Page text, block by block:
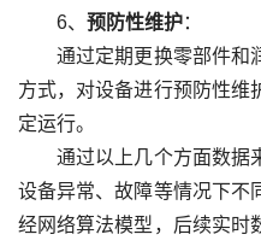
6、 预防性维护：
通过定期更换零部件和
方式，对设备进行预防性维
定运行。
通过以上几个方面数据
设备异常、故障等情况下不
经网络算法模型，后续实时